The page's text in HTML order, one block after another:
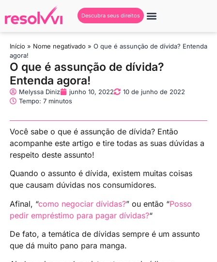
Descubra seus direitos
Início » Nome negativado » O que é assunção de dívida? Entenda
agora!
O que é assunção de dívida?
Entenda agora!
Melyssa Diniz junho 10, 2022
10 de junho de 2022
Tempo: 7 minutos
Você sabe o que é assunção de dívida? Então
acompanhe este artigo e tire todas as suas dúvidas a
respeito deste assunto!
Quando o assunto é dívida, existem muitas coisas
que causam dúvidas nos consumidores.
Afinal, “como negociar dívidas?” ou então “Posso
pedir empréstimo para pagar dívidas?“
De fato, a temática de dívidas sempre é um assunto
que dá muito pano para manga.